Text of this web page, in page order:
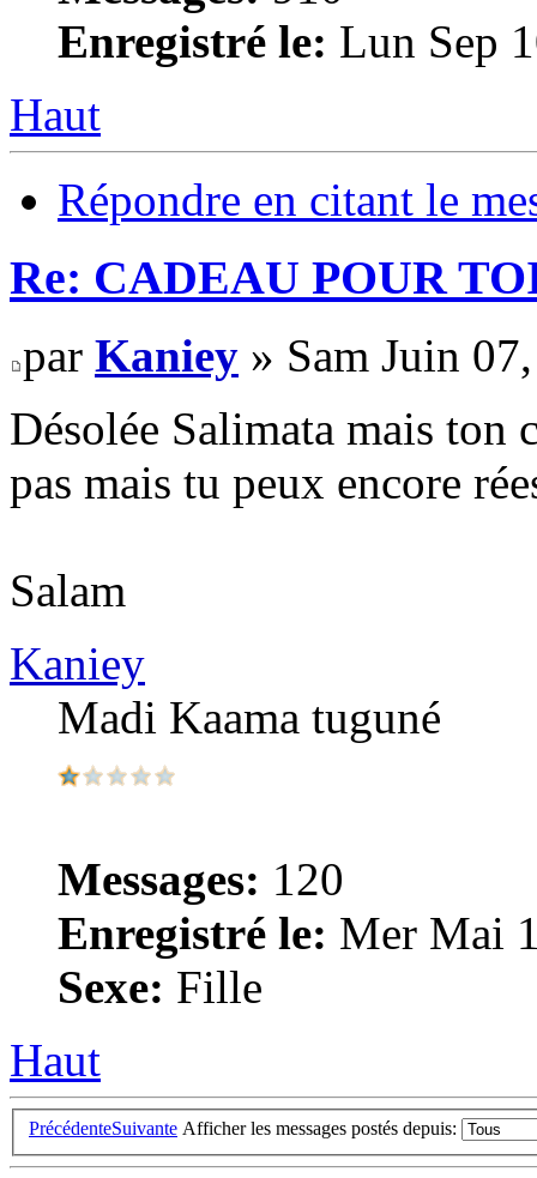
Enregistré le: Lun Sep
Haut
Répondre en citant le
Re: CADEAU POUR
par Kaniey » Sam Juin
Désolée Salimata mais ton
pas mais tu peux encore
Salam
Kaniey
Madi Kaama tuguné
Messages: 120
Enregistré le: Mer Mai
Sexe: Fille
Haut
PrécédenteSuivante Afficher les messages postés depuis: